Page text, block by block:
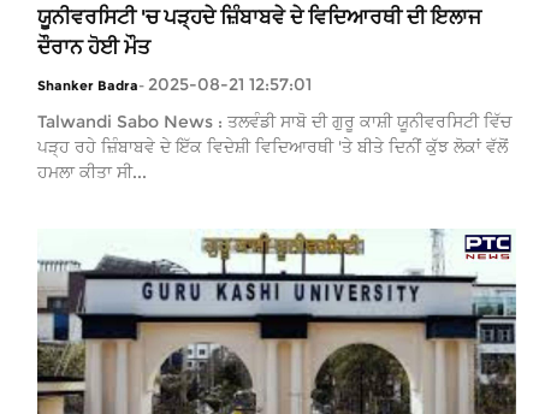
ਯੂਨੀਵਰਸਿਟੀ 'ਚ ਪੜ੍ਹਦੇ ਜ਼ਿੰਬਾਬਵੇ ਦੇ ਵਿਦਿਆਰਥੀ ਦੀ ਇਲਾਜ
ਦੌਰਾਨ ਹੋਈ ਮੌਤ
Shanker Badra- 2025-08-21 12:57:01
Talwandi Sabo News : ਤਲਵੰਡੀ ਸਾਬੋ ਦੀ ਗੁਰੂ ਕਾਸ਼ੀ ਯੂਨੀਵਰਸਿਟੀ ਵਿੱਚ
ਪੜ੍ਹ ਰਹੇ ਜ਼ਿੰਬਾਬਵੇ ਦੇ ਇੱਕ ਵਿਦੇਸ਼ੀ ਵਿਦਿਆਰਥੀ 'ਤੇ ਬੀਤੇ ਦਿਨੀਂ ਕੁੱਝ ਲੋਕਾਂ ਵੱਲੋਂ
ਹਮਲਾ ਕੀਤਾ ਸੀ...